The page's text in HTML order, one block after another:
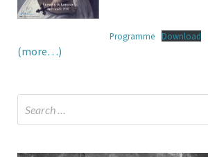
Programme Download
(more…)